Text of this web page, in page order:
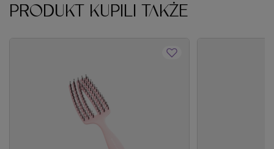
PRODUKT KUPILI TAKŻE